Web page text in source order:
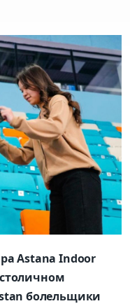
Astana Indoor
болельщики